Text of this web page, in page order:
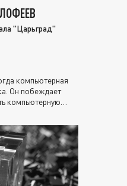
"Царьград"
компьютерная
Он побеждает
компьютерную